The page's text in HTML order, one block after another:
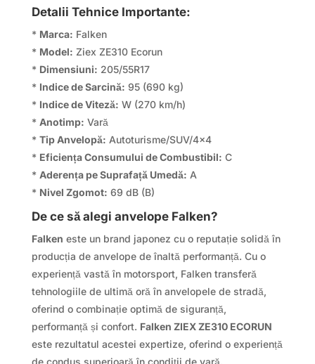
Detalii Tehnice Importante:
* Marca: Falken
* Model: Ziex ZE310 Ecorun
* Dimensiuni: 205/55R17
* Indice de Sarcină: 95 (690 kg)
* Indice de Viteză: W (270 km/h)
* Anotimp: Vară
* Tip Anvelopă: Autoturisme/SUV/4×4
* Eficiența Consumului de Combustibil: C
* Aderența pe Suprafață Umedă: A
* Nivel Zgomot: 69 dB (B)
De ce să alegi anvelope Falken?
Falken este un brand japonez cu o reputație solidă în
producția de anvelope de înaltă performanță. Cu o
experiență vastă în motorsport, Falken transferă
tehnologiile de ultimă oră în anvelopele de stradă,
oferind o combinație optimă de siguranță,
performanță și confort. Falken ZIEX ZE310 ECORUN
este rezultatul acestei expertize, oferind o experiență